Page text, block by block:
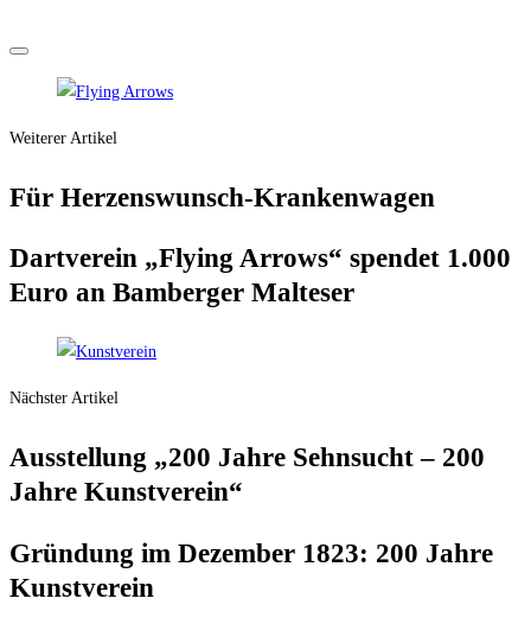
Weiterer Artikel
Für Her­zens­wunsch-Kran­ken­wa­gen
Dart­ver­ein „Fly­ing Arrows“ spen­det 1.000
Euro an Bam­ber­ger Malteser
Nächster Artikel
Aus­stel­lung „200 Jah­re Sehn­sucht – 200
Jah­re Kunstverein“
Grün­dung im Dezem­ber 1823: 200 Jah­re
Kunstverein